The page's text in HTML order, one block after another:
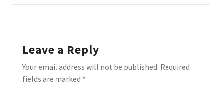
Leave a Reply
Your email address will not be published. Required
fields are marked *